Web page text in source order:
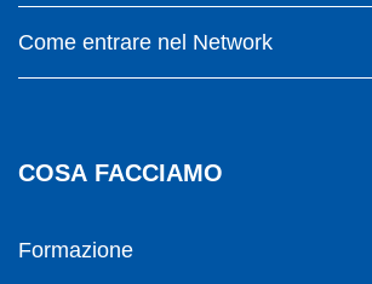
Come entrare nel Network
COSA FACCIAMO
Formazione